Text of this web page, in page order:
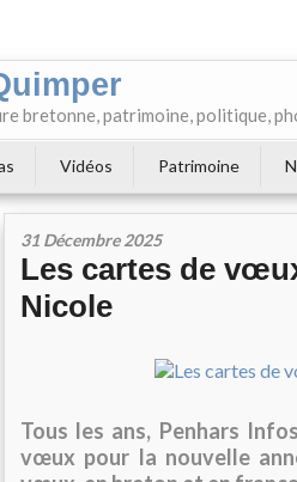
bretonne, patrimoine, politique,
Vidéos Patrimoine
31 Décembre 2025
Les cartes de
Nicole
Tous les ans, Penhars
vœux pour la nouvelle